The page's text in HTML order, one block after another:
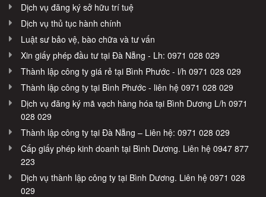
Dịch vụ đăng ký sở hữu trí tuệ
Dịch vụ thủ tục hành chính
Luật sư bảo vệ, bào chữa và tư vấn
Xin giấy phép đầu tư tại Đà Nẵng - Lh: 0971 028 029
Thành lập công ty giá rẻ tại Bình Phước - l/h 0971 028 029
Thành lập công ty tại Bình Phước - liên hệ 0971 028 029
Dịch vụ đăng ký mã vạch hàng hóa tại Bình Dương L/h 0971
028 029
Thành lập công ty tại Đà Nẵng – Liên hệ: 0971 028 029
Cấp giấy phép kinh doanh tại Bình Dương. Liên hệ 0947 877
223
Dịch vụ thành lập công ty tại Bình Dương. Liên hệ 0971 028
029